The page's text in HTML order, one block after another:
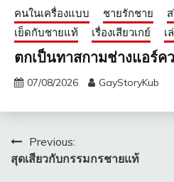
คนในเครื่องแบบ ชายรักชาย
เย็ดกับชายแท้
เรื่องเสียวเกย์ เ
ตกเป็นทาสกามช่างแอร์ค
07/08/2026 GayStoryKub
แนะแนว
เรื่อง
Previous:
สุดเสียวกับกรรมกรชายแท้